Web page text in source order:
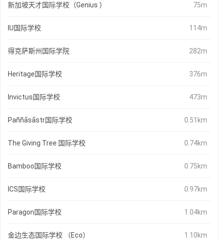
新加坡天才国际学校（Genius ） 75m
IU国际学校 114m
得克萨斯州国际学院 282m
Heritage国际学校 376m
Invictus国际学校 473m
Paññāsāstr国际学校 0.51km
The Giving Tree 国际学校 0.74km
Bamboo国际学校 0.75km
ICS国际学校 0.97km
Paragon国际学校 1.04km
金边生态国际学校 （Eco） 1.10km